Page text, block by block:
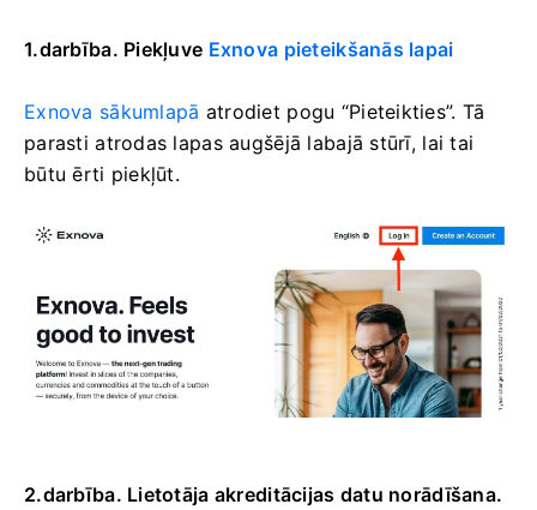
1.darbība. Piekļuve Exnova pieteikšanās lapai
Exnova sākumlapā atrodiet pogu “Pieteikties”. Tā
parasti atrodas lapas augšējā labajā stūrī, lai tai
būtu ērti piekļūt.
2.darbība. Lietotāja akreditācijas datu norādīšana.